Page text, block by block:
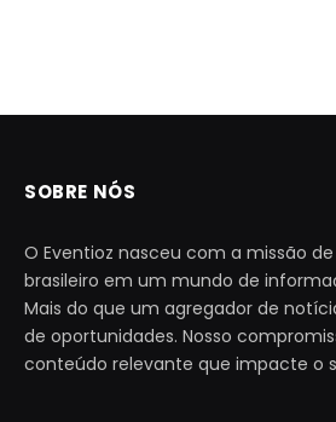
SOBRE NÓS
O Eventioz nasceu com a missão
brasileiro em um mundo de
Mais do que um agregador de
de oportunidades. Nosso
conteúdo relevante que impacte o